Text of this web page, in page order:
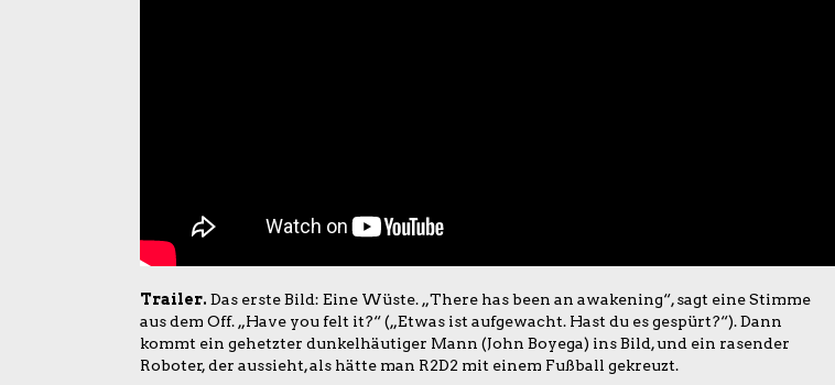
Trailer. Das erste Bild: Eine Wüste. „There has been an awakening“, sagt eine Stimme
aus dem Off. „Have you felt it?“ („Etwas ist aufgewacht. Hast du es gespürt?“). Dann
kommt ein gehetzter dunkelhäutiger Mann (John Boyega) ins Bild, und ein rasender
Roboter, der aussieht, als hätte man R2D2 mit einem Fußball gekreuzt.